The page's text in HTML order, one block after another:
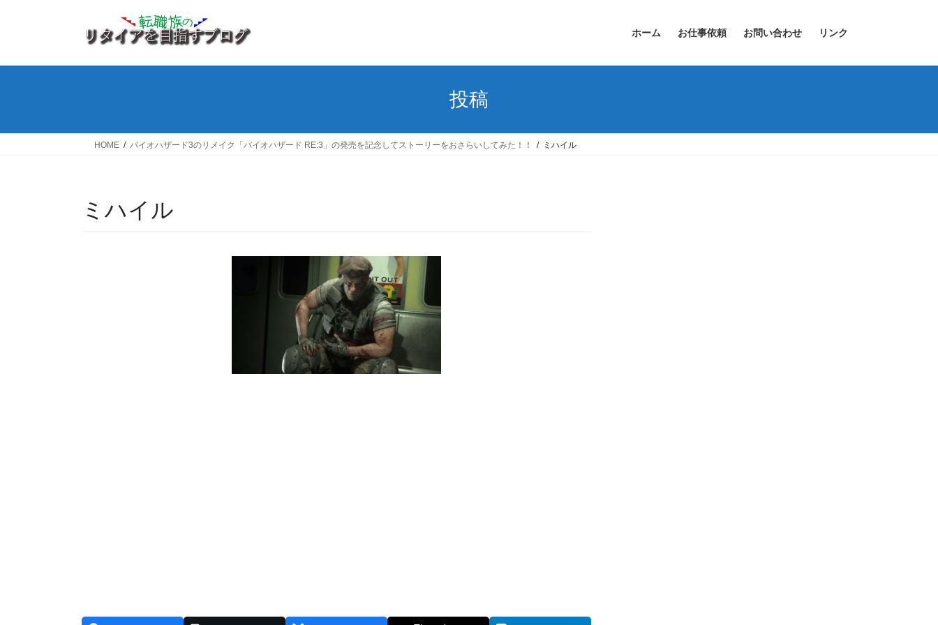
ホーム お仕事依頼 お問い合わせ リンク
投稿
HOME バイオハザード3のリメイク「バイオハザード RE:3」の発売を記念してストーリーをおさらいしてみた！！ ミハイル
ミハイル